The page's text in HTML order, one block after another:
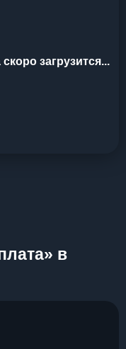
загрузится...
в